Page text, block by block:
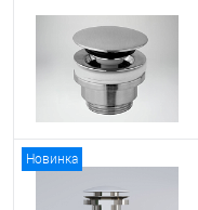
Новинка